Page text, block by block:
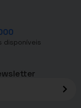
disponíveis